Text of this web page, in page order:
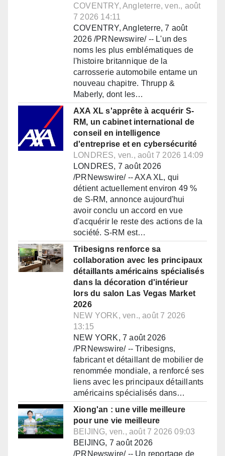
COVENTRY, Angleterre, ven., août
7 2026 14:11
COVENTRY, Angleterre, 7 août
2026 /PRNewswire/ -- L'un des
noms les plus emblématiques de
l'histoire britannique de la
carrosserie automobile entame un
nouveau chapitre. Thrupp &
Maberly, dont les…
AXA XL s'apprête à acquérir S-
RM, un cabinet international de
conseil en intelligence
d'entreprise et en cybersécurité
LONDRES, ven., août 7 2026 14:09
LONDRES, 7 août 2026
/PRNewswire/ -- AXA XL, qui
détient actuellement environ 49 %
de S-RM, annonce aujourd'hui
avoir conclu un accord en vue
d'acquérir le reste des actions de la
société. S-RM est…
Tribesigns renforce sa
collaboration avec les principaux
détaillants américains spécialisés
dans la décoration d'intérieur
lors du salon Las Vegas Market
2026
NEW YORK, ven., août 7 2026
13:15
NEW YORK, 7 août 2026
/PRNewswire/ -- Tribesigns,
fabricant et détaillant de mobilier de
renommée mondiale, a renforcé ses
liens avec les principaux détaillants
américains spécialisés dans…
Xiong'an : une ville meilleure
pour une vie meilleure
BEIJING, ven., août 7 2026 09:03
BEIJING, 7 août 2026
/PRNewswire/ -- Un reportage de